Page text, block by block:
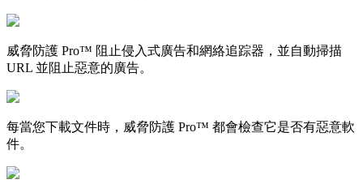
威脅防護 Pro™ 阻止侵入式廣告和網絡追踪器，並自動掃描
URL 並阻止惡意的廣告。
每當您下載文件時，威脅防護 Pro™ 都會檢查它是否有惡意軟
件。